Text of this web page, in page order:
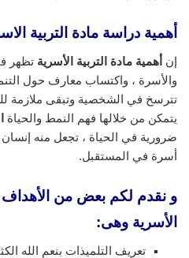
أهمية دراسة مادة التربية
إن أهمية مادة التربية الأسرية تظهر
والأسرة ، واكتساب معارف حول
تترسخ في الشخصية وتبقى ملازمة
يتمكن من خلالها فهم النمط والحياة
ضرورية في الحياة ، تجعل منه
أسرة في المستقبل.
و نقدم لكم بعض من الأهداف
الأسرية وهى:
تعريف التلميذات بنعم الله